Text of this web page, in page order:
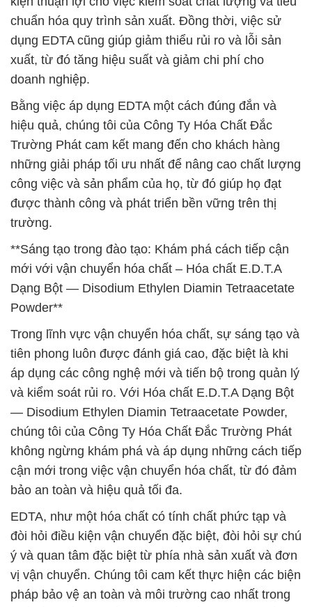
chuẩn hóa quy trình sản xuất. Đồng thời, việc sử
dụng EDTA cũng giúp giảm thiểu rủi ro và lỗi sản
xuất, từ đó tăng hiệu suất và giảm chi phí cho
doanh nghiệp.
Bằng việc áp dụng EDTA một cách đúng đắn và
hiệu quả, chúng tôi của Công Ty Hóa Chất Đắc
Trường Phát cam kết mang đến cho khách hàng
những giải pháp tối ưu nhất để nâng cao chất lượng
công việc và sản phẩm của họ, từ đó giúp họ đạt
được thành công và phát triển bền vững trên thị
trường.
**Sáng tạo trong đào tạo: Khám phá cách tiếp cận
mới với vận chuyển hóa chất – Hóa chất E.D.T.A
Dạng Bột — Disodium Ethylen Diamin Tetraacetate
Powder**
Trong lĩnh vực vận chuyển hóa chất, sự sáng tạo và
tiên phong luôn được đánh giá cao, đặc biệt là khi
áp dụng các công nghệ mới và tiến bộ trong quản lý
và kiểm soát rủi ro. Với Hóa chất E.D.T.A Dạng Bột
— Disodium Ethylen Diamin Tetraacetate Powder,
chúng tôi của Công Ty Hóa Chất Đắc Trường Phát
không ngừng khám phá và áp dụng những cách tiếp
cận mới trong việc vận chuyển hóa chất, từ đó đảm
bảo an toàn và hiệu quả tối đa.
EDTA, như một hóa chất có tính chất phức tạp và
đòi hỏi điều kiện vận chuyển đặc biệt, đòi hỏi sự chú
ý và quan tâm đặc biệt từ phía nhà sản xuất và đơn
vị vận chuyển. Chúng tôi cam kết thực hiện các biện
pháp bảo vệ an toàn và môi trường cao nhất trong